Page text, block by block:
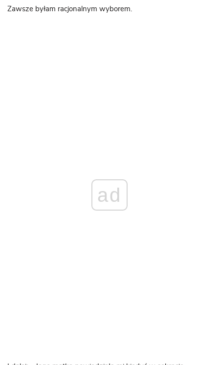
Zawsze byłam racjonalnym wyborem.
ad